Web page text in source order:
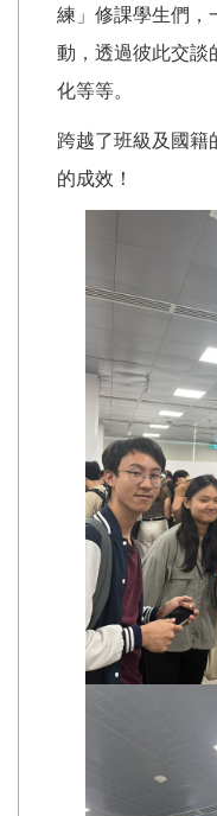
練」修課學生們，
動，透過彼此交談
化等等。
跨越了班級及國籍
的成效！